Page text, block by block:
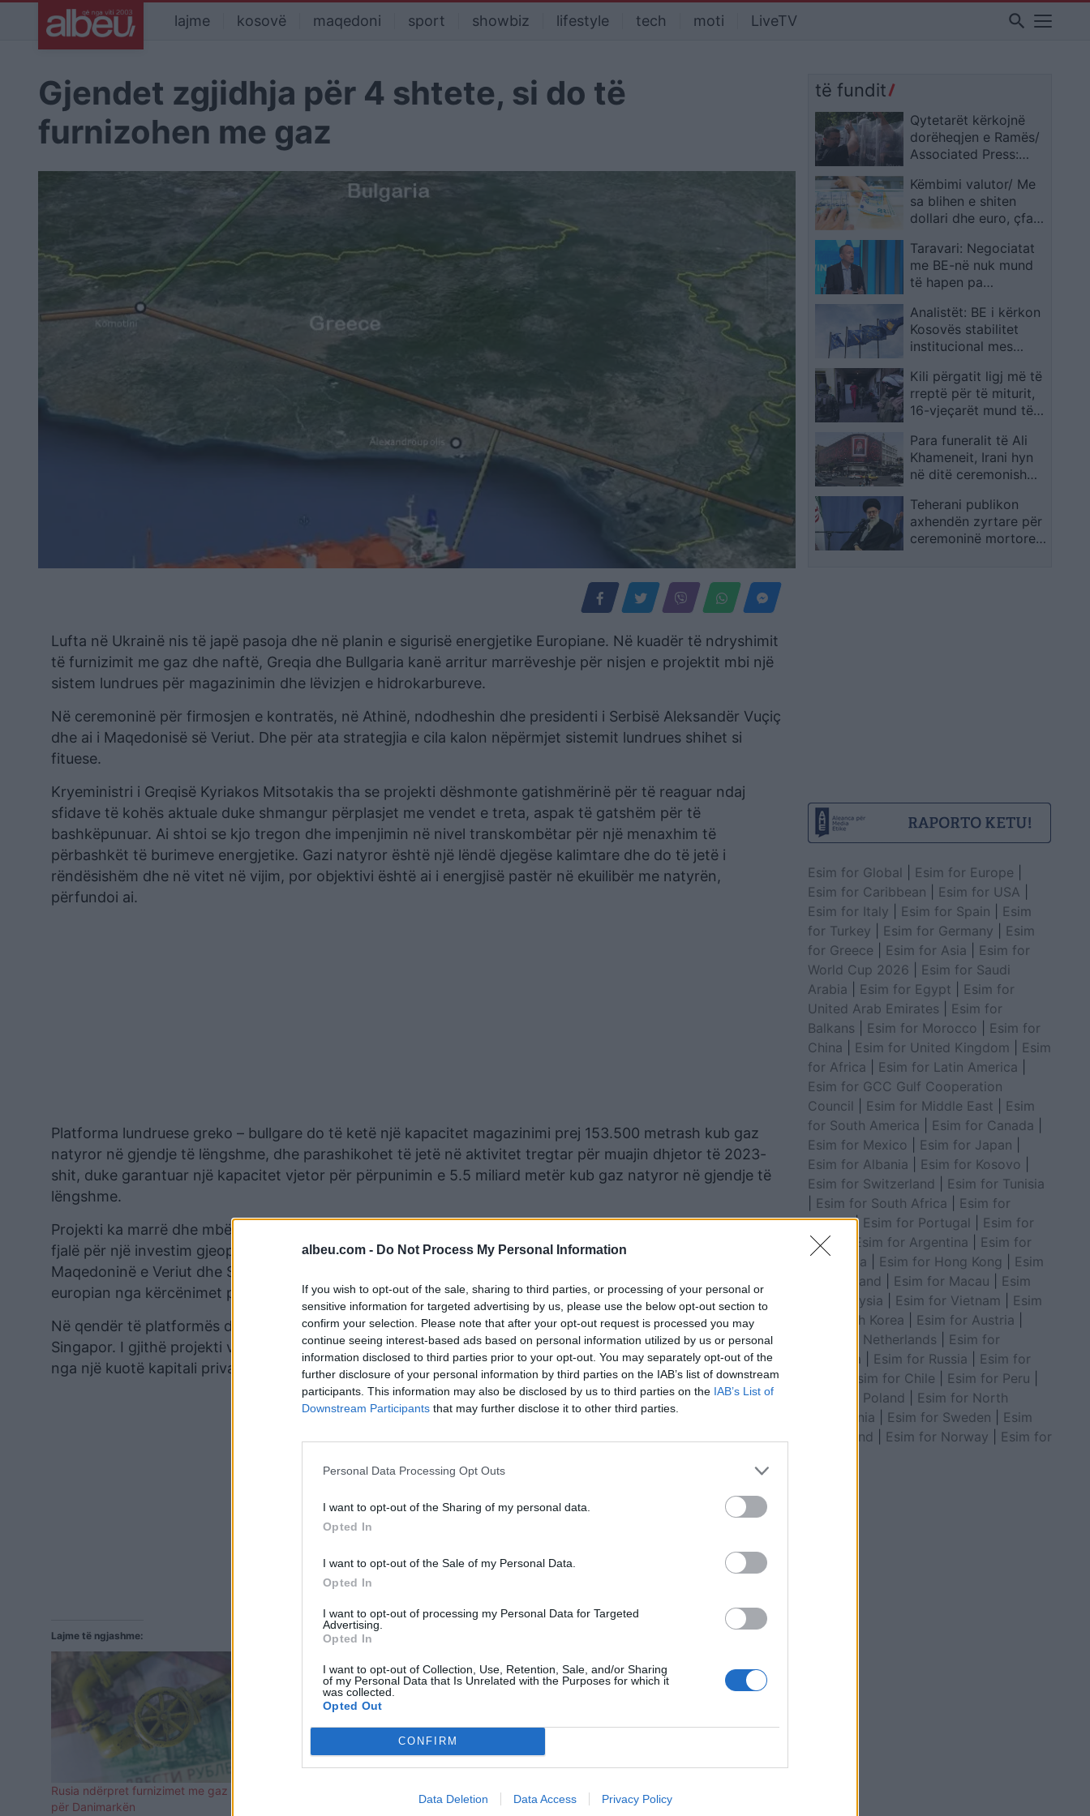
albeu.com - Do Not Process My Personal Information
If you wish to opt-out of the sale, sharing to third parties, or processing of your personal or
sensitive information for targeted advertising by us, please use the below opt-out section to
confirm your selection. Please note that after your opt-out request is processed you may
continue seeing interest-based ads based on personal information utilized by us or personal
information disclosed to third parties prior to your opt-out. You may separately opt-out of the
further disclosure of your personal information by third parties on the IAB’s list of downstream
participants. This information may also be disclosed by us to third parties on the IAB’s List of
Downstream Participants that may further disclose it to other third parties.
Personal Data Processing Opt Outs
I want to opt-out of the Sharing of my personal data.
Opted In
I want to opt-out of the Sale of my Personal Data.
Opted In
I want to opt-out of processing my Personal Data for Targeted
Advertising.
Opted In
I want to opt-out of Collection, Use, Retention, Sale, and/or Sharing
of my Personal Data that Is Unrelated with the Purposes for which it
was collected.
Opted Out
CONFIRM
Data Deletion Data Access Privacy Policy
lajme kosovë maqedoni sport showbiz lifestyle tech moti LiveTV search
Gjendet zgjidhja për 4 shtete, si do të
furnizohen me gaz
Lufta në Ukrainë nis të japë pasoja dhe në planin e sigurisë energjetike Europiane. Në kuadër të ndryshimit
të furnizimit me gaz dhe naftë, Greqia dhe Bullgaria kanë arritur marrëveshje për nisjen e projektit mbi një
sistem lundrues për magazinimin dhe lëvizjen e hidrokarbureve.
Në ceremoninë për firmosjen e kontratës, në Athinë, ndodheshin dhe presidenti i Serbisë Aleksandër Vuçiç
dhe ai i Maqedonisë së Veriut. Dhe për ata strategjia e cila kalon nëpërmjet sistemit lundrues shihet si
fituese.
Kryeministri i Greqisë Kyriakos Mitsotakis tha se projekti dëshmonte gatishmërinë për të reaguar ndaj
sfidave të kohës aktuale duke shmangur përplasjet me vendet e treta, aspak të gatshëm për të
bashkëpunuar. Ai shtoi se kjo tregon dhe impenjimin në nivel transkombëtar për një menaxhim të
përbashkët të burimeve energjetike. Gazi natyror është një lëndë djegëse kalimtare dhe do të jetë i
rëndësishëm dhe në vitet në vijim, por objektivi është ai i energjisë pastër në ekuilibër me natyrën,
përfundoi ai.
Platforma lundruese greko – bullgare do të ketë një kapacitet magazinimi prej 153.500 metrash kub gaz
natyror në gjendje të lëngshme, dhe parashikohet të jetë në aktivitet tregtar për muajin dhjetor të 2023-
shit, duke garantuar një kapacitet vjetor për përpunimin e 5.5 miliard metër kub gaz natyror në gjendje të
lëngshme.
Projekti ka marrë dhe mbështetjen Europiane. Për presidentin e Këshillit Europian, Charles Michel, bëhet
fjalë për një investim gjeopolitik. Sistemi reflekton prioritetet duke rifurnizuar Greqinë, Bullgarinë,
Maqedoninë e Veriut dhe Serbinë. Një gjë e tillë sipas tij do të ndihmojë në clirimin e rajonit juglindor
europian nga kërcënimet për furnizim nga ana e Rusisë.
Në qendër të platformës do të jetë anija Aleksandrupolis, aktualisht në fazë ndërtimi në një kantier në
Singapor. I gjithë projekti vlen 410 milion euro dhe mbështetet nga fonde europiane dhe qeveritare si dhe
nga një kuotë kapitali privat./albeu.com
Lajme të ngjashme:
Rusia ndërpret furnizimet me gaz natyror
për Danimarkën
Mbyllet tubacioni i gazit mes Finlandës dhe
Gazprom ndalon furnizimet me gaz për
Letoninë
të fundit
Qytetarët kërkojnë
dorëheqjen e Ramës/
Associated Press:
lotsjellës dhe spraj,
protestat kundër
qeverisë dhe
kryeministrit
Këmbimi valutor/ Me
sa blihen e shiten
dollari dhe euro, çfarë
e tjera
Taravari: Negociatat
me BE-në nuk mund
të hapen pa
kushtetuese
Analistët: BE i kërkon
Kosovës stabilitet
institucional mes
Kili përgatit ligj më të
rreptë për të miturit,
16-vjeçarët mund të
të rritur për krime të
rënda
Para funeralit të Ali
Khameneit, Irani hyn
në ditë ceremonish
masa të forta sigurie
dhe mobilizim të gjerë
qytetar
Teherani publikon
axhendën zyrtare për
ceremoninë mortore
Esim for Global Esim for Europe
Esim for Caribbean
Esim for USA
Esim for Italy
Esim for Spain
Esim
for Turkey
Esim for Germany
Esim
for Greece
Esim for Asia
Esim for
World Cup 2026
Esim for Saudi
Arabia
Esim for Egypt
Esim for
United Arab Emirates
Esim for
Balkans
Esim for Morocco
Esim for
China
Esim for United Kingdom
Esim
for Africa
Esim for Latin America
Esim for GCC Gulf Cooperation
Council
Esim for Middle East
Esim
for South America
Esim for Canada
Esim for Mexico
Esim for Japan
Esim for Albania
Esim for Kosovo
Esim for Switzerland
Esim for Tunisia
Esim for South Africa
Esim for
Algeria| Esim for Portugal
Esim for
Brazil
Esim for Argentina
Esim for
Colombia
Esim for Hong Kong
Esim
for Thailand
Esim for Macau
Esim
for Malaysia
Esim for Vietnam
Esim
for South Korea
Esim for Austria
Esim for Netherlands
Esim for
Australia
Esim for Russia
Esim for
Esim for Chile Esim for Peru
Esim for Poland
Esim for North
Macedonia
Esim for Sweden
Esim
for Finland
Esim for Norway
Esim for